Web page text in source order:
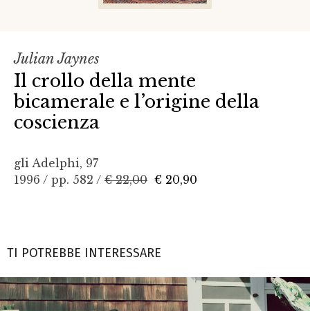
Julian Jaynes
Il crollo della mente
bicamerale e l’origine della
coscienza
gli Adelphi, 97
1996 / pp. 582 / € 22,00 € 20,90
TI POTREBBE INTERESSARE